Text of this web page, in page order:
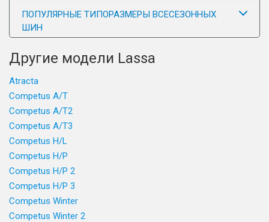
ПОПУЛЯРНЫЕ ТИПОРАЗМЕРЫ ВСЕСЕЗОННЫХ
ШИН
Другие модели Lassa
Atracta
Competus A/T
Competus A/T2
Competus A/T3
Competus H/L
Competus H/P
Competus H/P 2
Competus H/P 3
Competus Winter
Competus Winter 2